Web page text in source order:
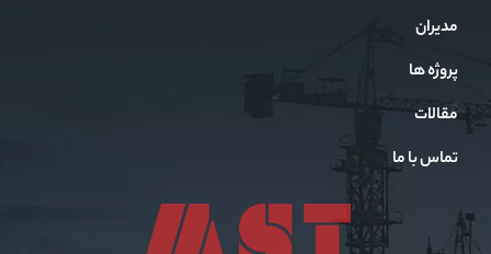
مدیران
پروژه ها
مقالات
تماس با ما